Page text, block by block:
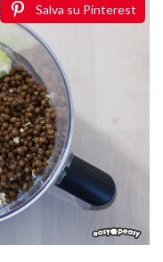
Salva su Pinterest